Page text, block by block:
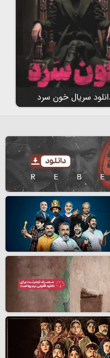
سریال خون سرد